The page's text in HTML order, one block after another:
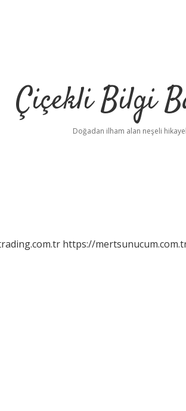
Çiçekli Bilgi
Doğadan ilham alan neşeli
https://